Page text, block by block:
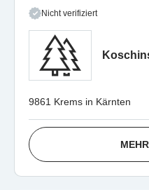
Nicht verifiziert
9861 Krems in Kärnten